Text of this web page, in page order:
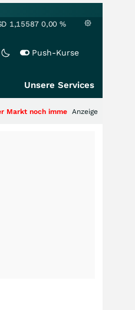
1,15587 0,00 %
Push-Kurse
Unsere Services
nur die Hälfte der Story?
Anzeige